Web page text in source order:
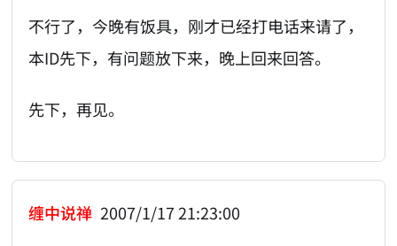
不行了，今晚有饭具，刚才已经打电话来请了，
本ID先下，有问题放下来，晚上回来回答。
先下，再见。
缠中说禅 2007/1/17 21:23:00